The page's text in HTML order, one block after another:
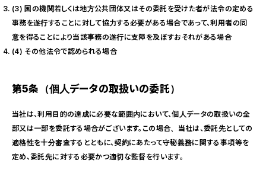
(3) 国の機関若しくは地方公共団体又はその委託を受けた者が法令の定める
事務を遂行することに対して協力する必要がある場合であって、利用者の同
意を得ることにより当該事務の遂行に支障を及ぼすおそれがある場合
(4) その他法令で認められる場合
第5条（個人データの取扱いの委託）
当社は、利用目的の達成に必要な範囲内において、個人データの取扱いの全
部又は一部を委託する場合がございます。この場合、当社は、委託先としての
適格性を十分審査するとともに、契約にあたって守秘義務に関する事項等を
定め、委託先に対する必要かつ適切な監督を行います。